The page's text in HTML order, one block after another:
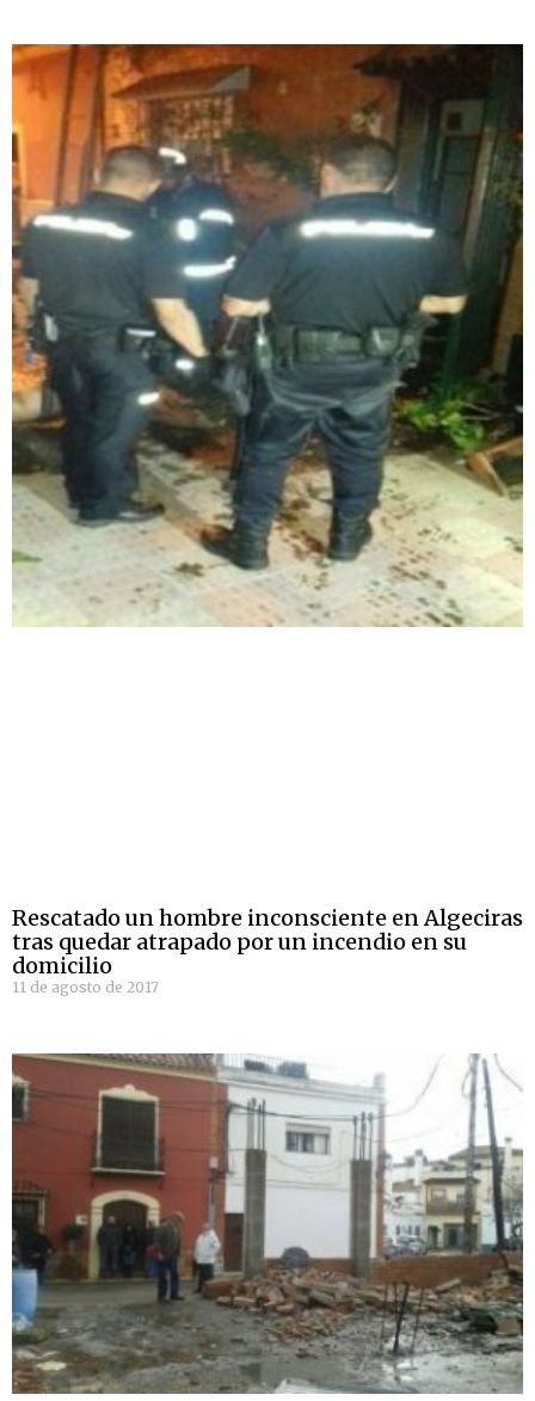
Rescatado un hombre inconsciente en Algeciras
tras quedar atrapado por un incendio en su
domicilio
11 de agosto de 2017